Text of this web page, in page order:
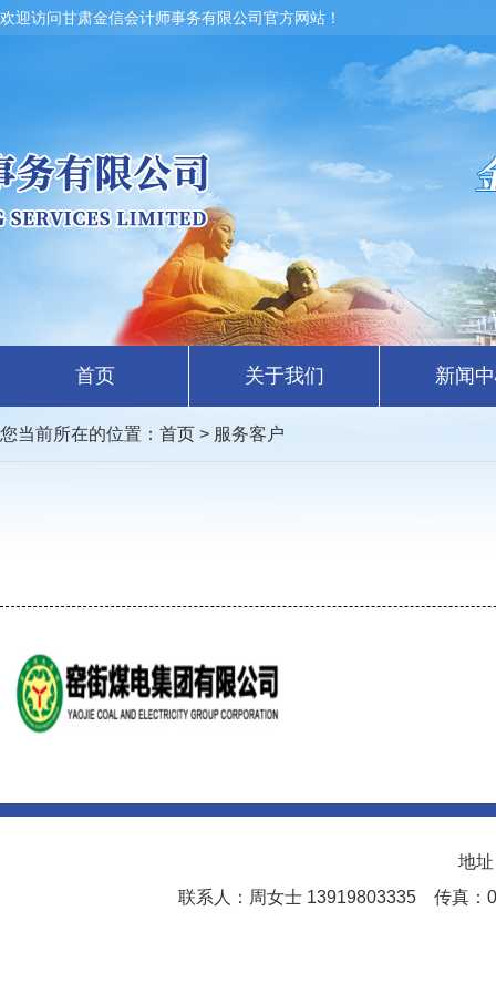
欢迎访问甘肃金信会计师事务有限公司官方网站！
首页 关于我们 新闻
您当前所在的位置： 首页 > 服务客户
地
联系人：周女士 13919803335 传真